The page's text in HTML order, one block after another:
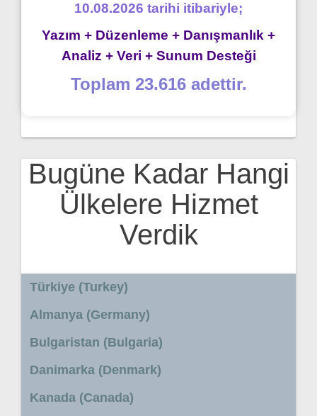
10.08.2026 tarihi itibariyle;
Yazım + Düzenleme + Danışmanlık +
Analiz + Veri + Sunum Desteği
Toplam 23.616 adettir.
Bugüne Kadar Hangi
Ülkelere Hizmet
Verdik
Türkiye (Turkey)
Almanya (Germany)
Bulgaristan (Bulgaria)
Danimarka (Denmark)
Kanada (Canada)